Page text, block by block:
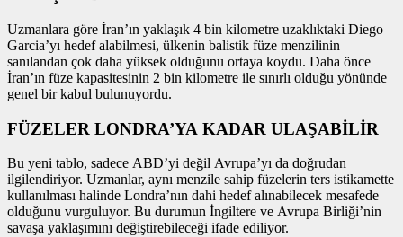
Uzmanlara göre İran’ın yaklaşık 4 bin kilometre uzaklıktaki Diego
Garcia’yı hedef alabilmesi, ülkenin balistik füze menzilinin
sanılandan çok daha yüksek olduğunu ortaya koydu. Daha önce
İran’ın füze kapasitesinin 2 bin kilometre ile sınırlı olduğu yönünde
genel bir kabul bulunuyordu.
FÜZELER LONDRA’YA KADAR ULAŞABİLİR
Bu yeni tablo, sadece ABD’yi değil Avrupa’yı da doğrudan
ilgilendiriyor. Uzmanlar, aynı menzile sahip füzelerin ters istikamette
kullanılması halinde Londra’nın dahi hedef alınabilecek mesafede
olduğunu vurguluyor. Bu durumun İngiltere ve Avrupa Birliği’nin
savaşa yaklaşımını değiştirebileceği ifade ediliyor.